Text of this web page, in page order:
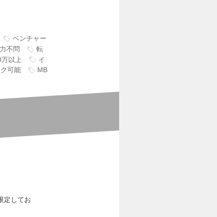
ベンチャー
不問
転
以上
イ
可能
MB
定してお